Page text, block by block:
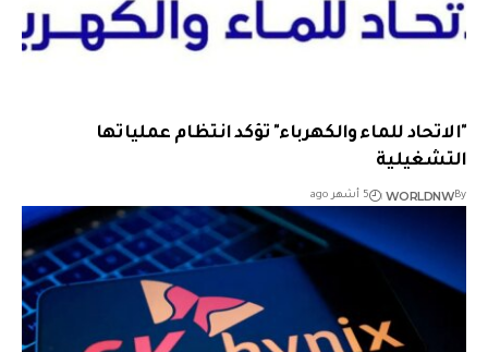
"الاتحاد للماء والكهرباء" تؤكد انتظام عملياتها
التشغيلية
By
WORLDNW 5 أشهر ago